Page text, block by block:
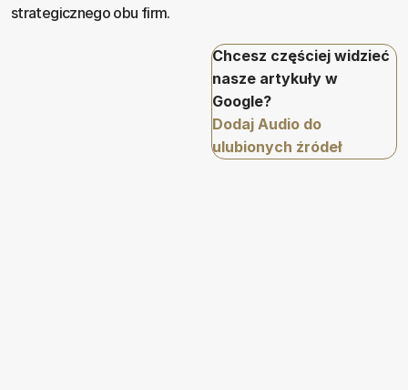
strategicznego obu firm.
Chcesz częściej widzieć
nasze artykuły w
Google?
Dodaj Audio do
ulubionych źródeł